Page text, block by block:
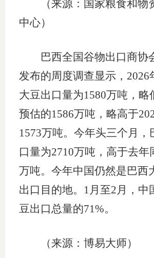
（来源：国家粮食和物
中心）
巴西全国谷物出口商协会
发布的周度调查显示，2026
大豆出口量为1580万吨，略
预估的1586万吨，略高于
1573万吨。今年头三个月，
口量为2710万吨，高于去年
万吨。今年中国仍然是巴西
出口目的地。1月至2月，中
豆出口总量的71%。
（来源：博易大师）